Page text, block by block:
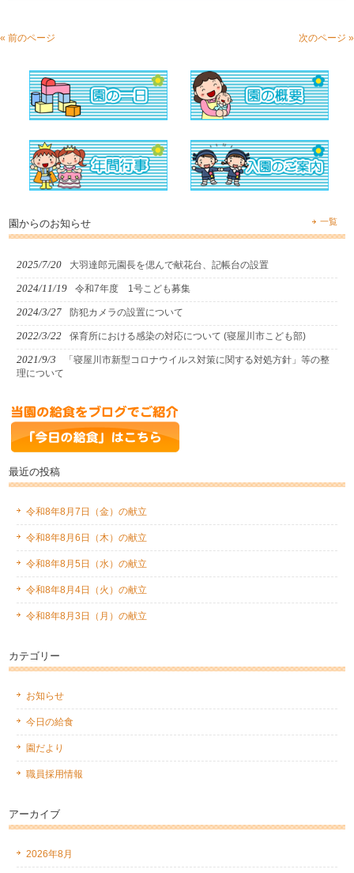
« 前のページ 次のページ »
園からのお知らせ 一覧
2025/7/20 大羽達郎元園長を偲んで献花台、記帳台の設置
2024/11/19 令和7年度 1号こども募集
2024/3/27 防犯カメラの設置について
2022/3/22 保育所における感染の対応について (寝屋川市こども部)
2021/9/3
「寝屋川市新型コロナウイルス対策に関する対処方針」等の整
理について
最近の投稿
令和8年8月7日（金）の献立
令和8年8月6日（木）の献立
令和8年8月5日（水）の献立
令和8年8月4日（火）の献立
令和8年8月3日（月）の献立
カテゴリー
お知らせ
今日の給食
園だより
職員採用情報
アーカイブ
2026年8月